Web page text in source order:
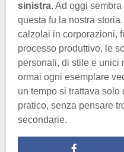
sinistra. Ad oggi
questa fu la nostra
calzolai in corporazioni,
processo produttivo, le
personali, di stile e unici
ormai ogni esemplare
un tempo si trattava
pratico, senza pensare
secondarie.